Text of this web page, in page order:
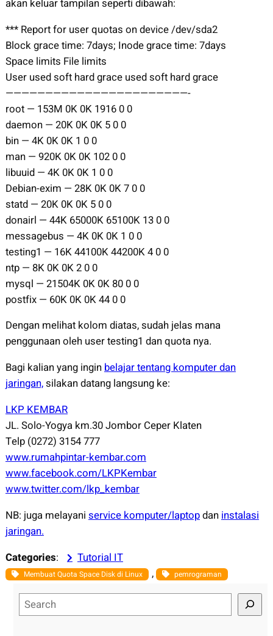
akan keluar tampilan seperti dibawah:
*** Report for user quotas on device /dev/sda2
Block grace time: 7days; Inode grace time: 7days
Space limits File limits
User used soft hard grace used soft hard grace
———————————————————————-
root — 153M 0K 0K 1916 0 0
daemon — 20K 0K 0K 5 0 0
bin — 4K 0K 0K 1 0 0
man — 920K 0K 0K 102 0 0
libuuid — 4K 0K 0K 1 0 0
Debian-exim — 28K 0K 0K 7 0 0
statd — 20K 0K 0K 5 0 0
donairl — 44K 65000K 65100K 13 0 0
messagebus — 4K 0K 0K 1 0 0
testing1 — 16K 44100K 44200K 4 0 0
ntp — 8K 0K 0K 2 0 0
mysql — 21504K 0K 0K 80 0 0
postfix — 60K 0K 0K 44 0 0
Dengan melihat kolom diatas, sudah jelas mana
penggunaan oleh user testing1 dan quota nya.
Bagi kalian yang inginbelajar tentang komputer dan
jaringan,silakan datang langsung ke:
LKP KEMBAR
JL. Solo-Yogya km.30 Jombor Ceper Klaten
Telp (0272) 3154 777
www.rumahpintar-kembar.com
www.facebook.com/LKPKembar
www.twitter.com/lkp_kembar
NB: juga melayani service komputer/laptopdan instalasi
jaringan.
Categories: Tutorial IT
Membuat Quota Space Disk di Linux , pemrograman
e